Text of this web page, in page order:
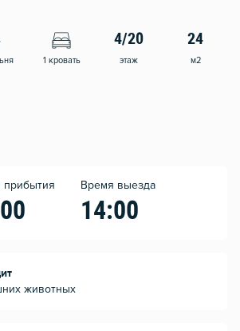
1 кровать
4/20
этаж
24
м2
прибытия Время выезда
14:00
животных